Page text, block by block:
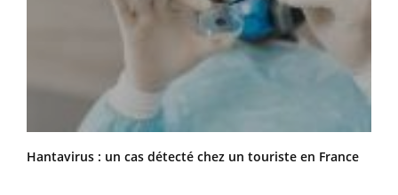
Hantavirus : un cas détecté chez un touriste en France